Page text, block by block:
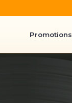
Promotions